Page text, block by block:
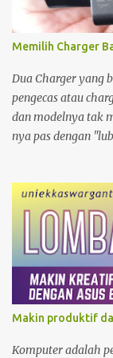
Memilih Charger
Dua Charger yang
pengecas atau
dan modelnya tak
nya pas dengan
dipakai kakak.
baterai, minjam
speknya asal maen
Makin produktif
Komputer adalah